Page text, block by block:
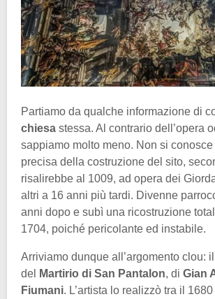
Partiamo da qualche informazione di
chiesa stessa. Al contrario dell’opera
sappiamo molto meno. Non si
precisa della costruzione del sito,
risalirebbe al 1009, ad opera dei
altri a 16 anni più tardi. Divenne
anni dopo e subì una ricostruzione
1704, poiché pericolante ed instabile.
Arriviamo dunque all’argomento clou:
del
Martirio di San Pantalon, di Gian
Fiumani. L’artista lo realizzò tra il